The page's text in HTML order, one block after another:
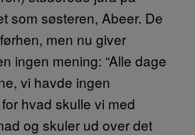
som søsteren, Abeer. De
men nu giver
ingen mening: “Alle dage
vi havde ingen
hvad skulle vi med
og skuler ud over det